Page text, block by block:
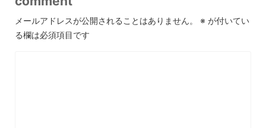
メールアドレスが公開されることはありません。 ※ が付いてい
る欄は必須項目です